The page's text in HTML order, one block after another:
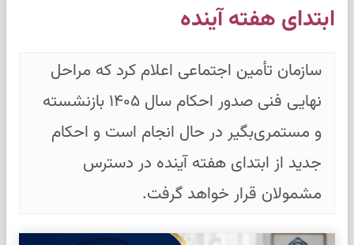
ابتدای هفته آینده
سازمان تأمین اجتماعی اعلام کرد که مراحل
نهایی فنی صدور احکام سال ۱۴۰۵ بازنشسته
و مستمری‌بگیر در حال انجام است و احکام
جدید از ابتدای هفته آینده در دسترس
مشمولان قرار خواهد گرفت.